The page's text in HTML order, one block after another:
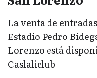
La venta de
Estadio Pedro
Lorenzo está
Caslaliclub